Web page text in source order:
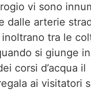
vi sono
dalle arterie
tra le
si giunge in
corsi d’acqua il
ai visitatori